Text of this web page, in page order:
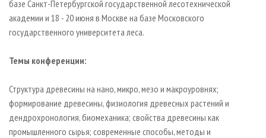
БИОЭНЕРГЕТИКА
ЦБП
RUSSIAN FORESTRY REVIEW
ГАЗЕТА ЛЕСПРОМФОРУМ
базе Санкт-Петербургской государственной лесотехнической
академии и 18 - 20 июня в Москве на базе Московского
государственного университета леса.
Темы конференции:
Структура древесины на нано, микро, мезо и макроуровнях;
формирование древесины, физиология древесных растений и
дендрохронология, биомеханика; свойства древесины как
промышленного сырья; современные способы, методы и